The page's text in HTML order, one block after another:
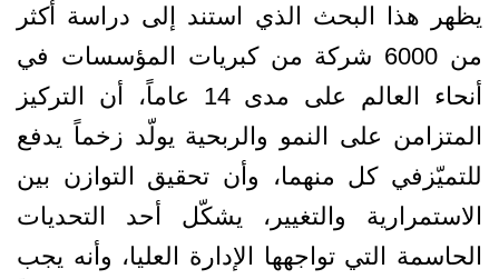
يظهر هذا البحث الذي استند إلى دراسة أكثر
من 6000 شركة من كبريات المؤسسات في
أنحاء العالم على مدى 14 عاماً، أن التركيز
المتزامن على النمو والربحية يولّد زخماً يدفع
للتميّزفي كل منهما، وأن تحقيق التوازن بين
الاستمرارية والتغيير، يشكّل أحد التحديات
الحاسمة التي تواجهها الإدارة العليا، وأنه يجب